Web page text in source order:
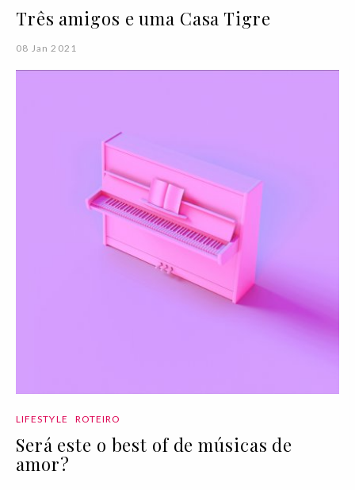
Três amigos e uma Casa Tigre
08 Jan 2021
LIFESTYLE ROTEIRO
Será este o best of de músicas de
amor?